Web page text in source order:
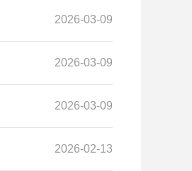
2026-03-09
2026-03-09
2026-03-09
2026-02-13